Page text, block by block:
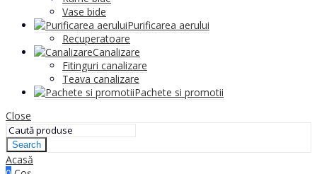
Vase bide
Purificarea aerului
Recuperatoare
Canalizare
Fitinguri canalizare
Teava canalizare
Pachete si promotii
Close
Search
Acasă